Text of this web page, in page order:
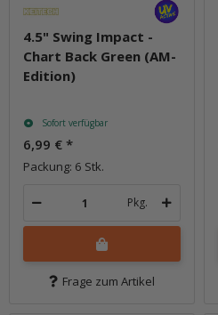
4.5" Swing Impact -
Chart Back Green (AM-
Edition)
Sofort verfügbar
6,99 € *
Packung: 6 Stk.
Pkg.
Frage zum Artikel